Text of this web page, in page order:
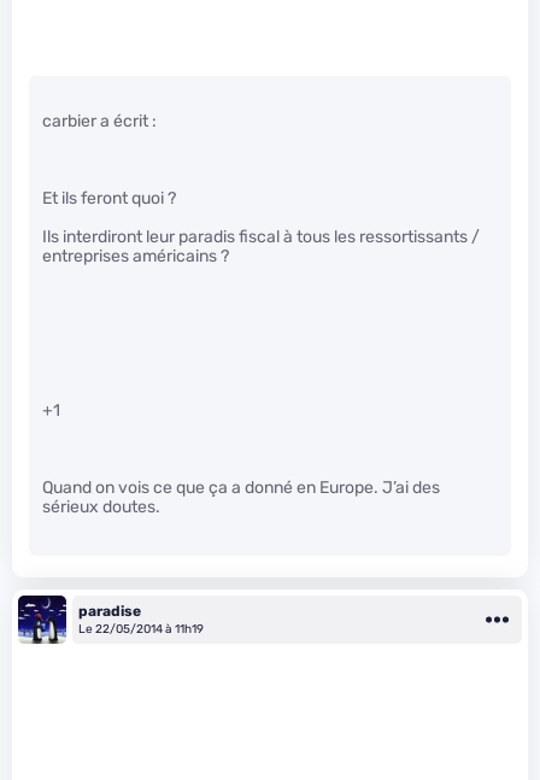
carbier a écrit :
Et ils feront quoi ?
Ils interdiront leur paradis fiscal à tous les ressortissants /
entreprises américains ?
+1
Quand on vois ce que ça a donné en Europe. J’ai des
sérieux doutes.
paradise
Le 22/05/2014 à 11h19